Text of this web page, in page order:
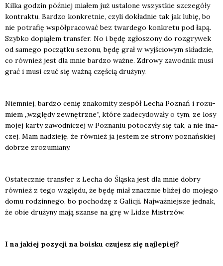
Kil­ka godzin póź­niej mia­łem już usta­lo­ne wszyst­kie szcze­gó­ły
kon­trak­tu. Bar­dzo kon­kret­nie, czy­li dokład­nie tak jak lubię, bo
nie potra­fię współ­pra­co­wać bez twar­de­go kon­kre­tu pod łapą.
Szyb­ko dopią­łem trans­fer. No i będę zgło­szo­ny do roz­gry­wek
od same­go począt­ku sezo­nu, będę grał w wyj­ścio­wym skła­dzie,
co rów­nież jest dla mnie bar­dzo waż­ne. Zdro­wy zawod­nik musi
grać i musi czuć się waż­ną czę­ścią dru­ży­ny.
Nie­mniej, bar­dzo cenię zna­ko­mi­ty zespół Lecha Poznań i rozu­
miem „wzglę­dy zewnętrz­ne”, któ­re zade­cy­do­wa­ły o tym, ze losy
mojej kar­ty zawod­ni­czej w Pozna­niu poto­czy­ły się tak, a nie ina­
czej. Mam nadzie­ję, że rów­nież ja jestem ze stro­ny poznań­skiej
dobrze zro­zu­mia­ny.
Osta­tecz­nie trans­fer z Lecha do Ślą­ska jest dla mnie dobry
rów­nież z tego wzglę­du, że będę miał znacz­nie bli­żej do moje­go
domu rodzin­ne­go, bo pocho­dzę z Gali­cji. Naj­waż­niej­sze jed­nak,
że obie dru­ży­ny mają szan­se na grę w Lidze Mistrzów.
I na jakiej pozy­cji na boisku czu­jesz się naj­le­piej?